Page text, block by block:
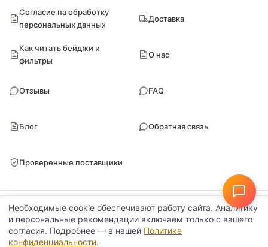
Согласие на обработку
персональных данных
Доставка
Как читать бейджи и
фильтры
О нас
Отзывы FAQ
Блог Обратная связь
Проверенные поставщики
© Поставкин 2026ООО «Блитури» · ИНН 9102052170 · ОГРН 1149102107461
Политика конфиденциальности Настройки данных
Необходимые cookie обеспечивают работу сайта. Аналитику
и персональные рекомендации включаем только с вашего
согласия. Подробнее — в нашей Политике
конфиденциальности.